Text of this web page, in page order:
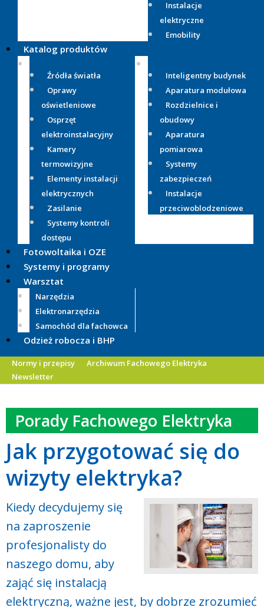
Instalacje
elektryczne
Emobility
Katalog produktów
Źródła światła
Oprawy
oświetleniowe
Osprzęt
elektroinstalacyjny
Kamery
termowizyjne
Elementy instalacji
elektrycznych
Zasilanie
Systemy kontroli
dostępu
Inteligentny budynek
Aparatura modułowa
Rozdzielnice i
obudowy
Aparatura
pomiarowa
Systemy
zabezpieczeń
Instalacje
przeciwoblodzeniowe
Fotowoltaika i OZE
Systemy i programy
Warsztat
Narzędzia
Elektronarzędzia
Samochód dla fachowca
Odzież robocza i BHP
Normy i przepisy
Archiwum Fachowego Elektryka
Newsletter
Porady Fachowego Elektryka
Jak przygotować się do
wizyty elektryka?
Kiedy decydujemy się
na zaproszenie
profesjonalisty do
naszego domu, aby
zająć się instalacją
elektryczną, ważne jest, by dobrze zrozumieć